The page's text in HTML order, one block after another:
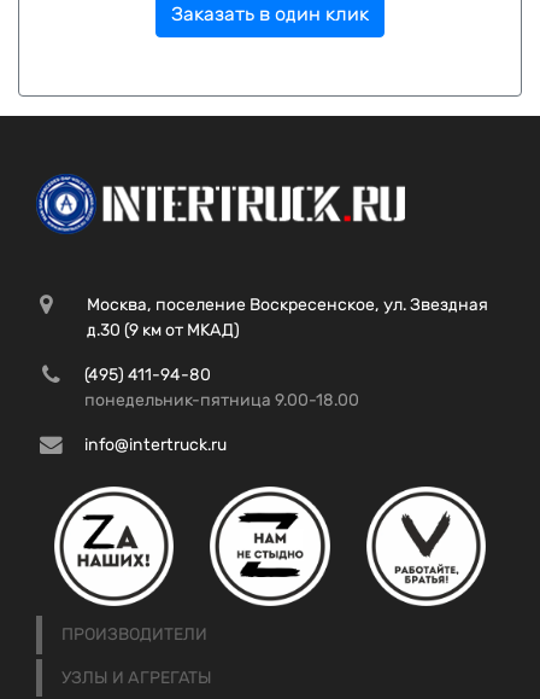
Заказать в один клик
Москва, поселение Воскресенское, ул. Звездная
д.30 (9 км от МКАД)
(495) 411-94-80
понедельник-пятница 9.00-18.00
info@intertruck.ru
ПРОИЗВОДИТЕЛИ
УЗЛЫ И АГРЕГАТЫ